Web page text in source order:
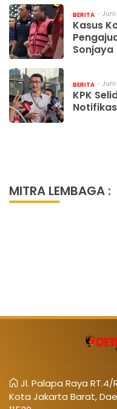
BERITA Juni
Kasus
Sonjaya
BERITA Juni
KPK
MITRA LEMBAGA :
Jl. Palapa Raya RT.4/
Kota Jakarta Barat,